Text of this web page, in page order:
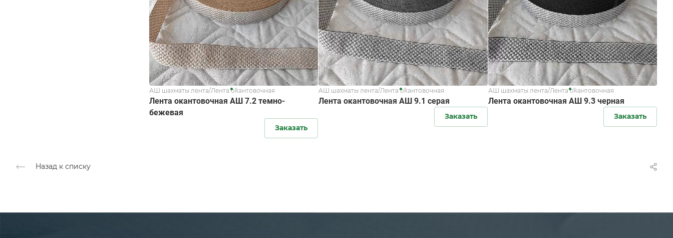
АШ шахматы лента/Лента окантовочная
Лента окантовочная АШ 7.2 темно-
бежевая
Заказать
АШ шахматы лента/Лента окантовочная
Лента окантовочная АШ 9.1 серая
Заказать
АШ шахматы лента/Лента окантовочная
Лента окантовочная АШ 9.3 черная
Заказать
Назад к списку